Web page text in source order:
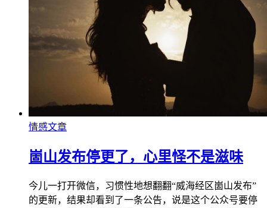
情感文章
崮山发布停更了，心里怪不是滋味
今儿一打开微信，习惯性地想翻翻“威海经区崮山发布”
的更新，结果却看到了一条公告，说是这个公众号要停